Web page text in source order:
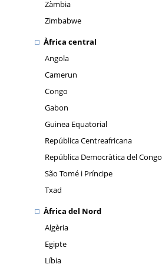
Zàmbia
Zimbabwe
Àfrica central
Angola
Camerun
Congo
Gabon
Guinea Equatorial
República Centreafricana
República Democràtica del Congo
São Tomé i Príncipe
Txad
Àfrica del Nord
Algèria
Egipte
Líbia